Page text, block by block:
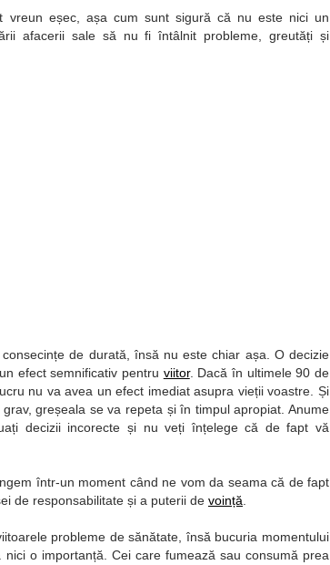
eșec, așa cum sunt sigură că nu este nici un
afacerii sale să nu fi întâlnit probleme, greutăți și
de durată, însă nu este chiar așa. O decizie
efect semnificativ pentru viitor. Dacă în ultimele 90 de
nu va avea un efect imediat asupra vieții voastre. Și
greșeala se va repeta și în timpul apropiat. Anume
decizii incorecte și nu veți înțelege că de fapt vă
într-un moment când ne vom da seama că de fapt
de responsabilitate și a puterii de voință
probleme de sănătate, însă bucuria momentului
o importanță. Cei care fumează sau consumă prea